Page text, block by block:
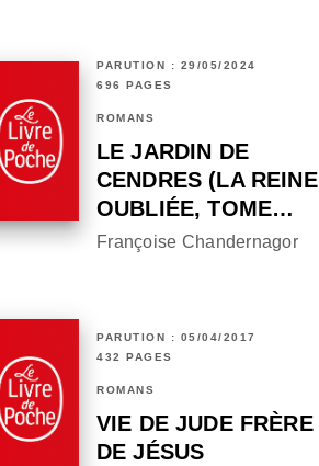
PARUTION : 29/05/2024
696 PAGES
ROMANS
LE JARDIN DE
CENDRES (LA REINE
OUBLIÉE, TOME…
Françoise Chandernagor
PARUTION : 05/04/2017
432 PAGES
ROMANS
VIE DE JUDE FRÈRE
DE JÉSUS